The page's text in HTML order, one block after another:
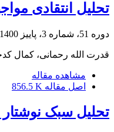
تحلیل انتقادی
دوره 51، شماره 3، پاییز 1400، صفحه
قدرت الله رحمانی، کمال
مشاهده مقاله
اصل مقاله 856.5 K
تحلیل سبک